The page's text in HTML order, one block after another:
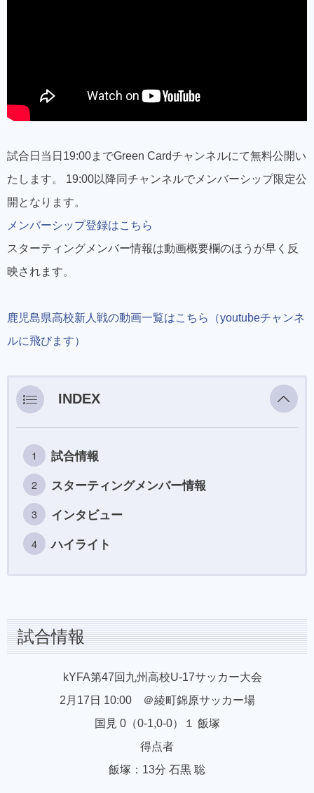
試合日当日19:00までGreen Cardチャンネルにて無料公開い
たします。 19:00以降同チャンネルでメンバーシップ限定公
開となります。
メンバーシップ登録はこちら
スターティングメンバー情報は動画概要欄のほうが早く反
映されます。
鹿児島県高校新人戦の動画一覧はこちら（youtubeチャンネ
ルに飛びます）
INDEX
試合情報
スターティングメンバー情報
インタビュー
ハイライト
試合情報
kYFA第47回九州高校U-17サッカー大会
2月17日 10:00 ＠綾町錦原サッカー場
国見 0（0-1,0-0）１ 飯塚
得点者
飯塚：13分 石黒 聡